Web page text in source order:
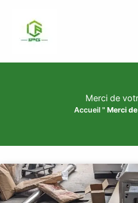
content
Merci de
Accueil " Merci